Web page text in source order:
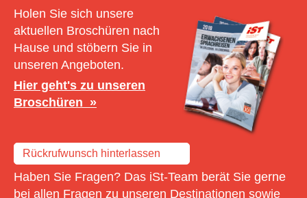
Holen Sie sich unsere
aktuellen Broschüren nach
Hause und stöbern Sie in
unseren Angeboten.
Hier geht's zu unseren
Broschüren
Rückrufwunsch hinterlassen
Haben Sie Fragen? Das iSt-Team berät Sie gerne
bei allen Fragen zu unseren Destinationen sowie